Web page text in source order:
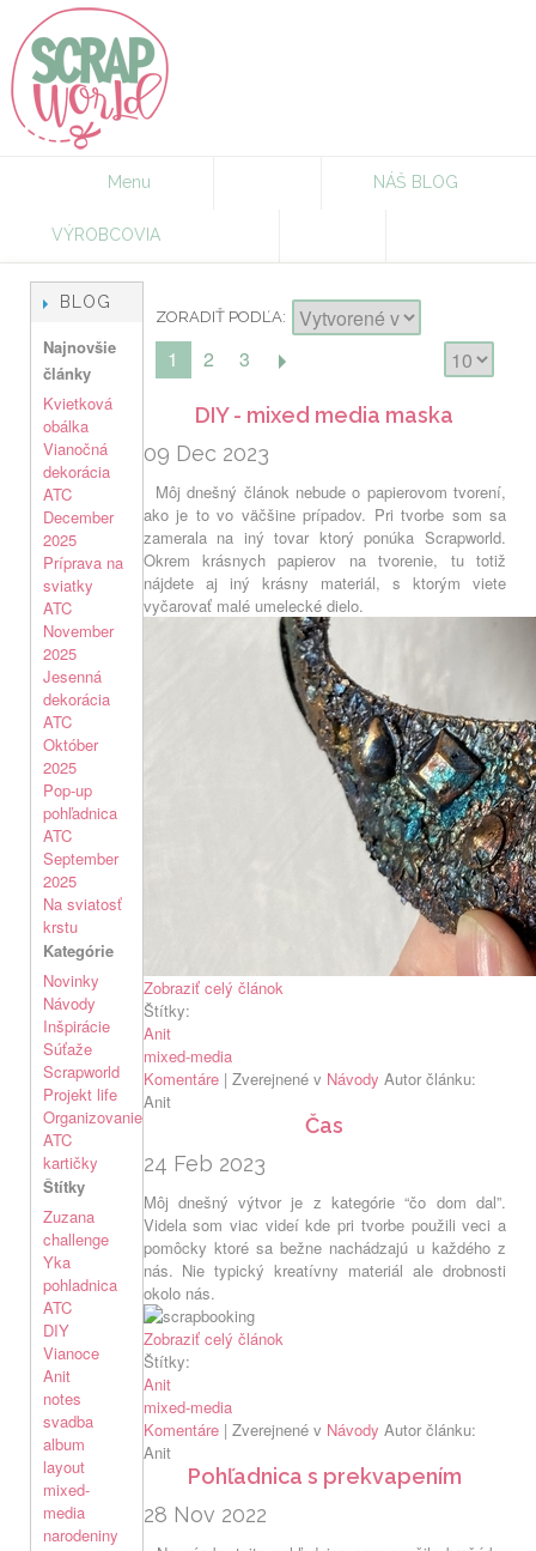
Menu NÁŠ BLOG
VÝROBCOVIA
ZORADIŤ PODĽA
1 2 3
DIY - mixed media maska
09 Dec 2023
Môj dnešný článok nebude o papierovom tvorení,
ako je to vo väčšine prípadov. Pri tvorbe som sa
zamerala na iný tovar ktorý ponúka Scrapworld.
Okrem krásnych papierov na tvorenie, tu totiž
nájdete aj iný krásny materiál, s ktorým viete
vyčarovať malé umelecké dielo.
Zobraziť celý článok
Štítky:
Anit
mixed-media
Komentáre| Zverejnené v Návody Autor článku:
Anit
Čas
24 Feb 2023
Môj dnešný výtvor je z kategórie “čo dom dal”.
Videla som viac videí kde pri tvorbe použili veci a
pomôcky ktoré sa bežne nachádzajú u každého z
nás. Nie typický kreatívny materiál ale drobnosti
okolo nás.
Zobraziť celý článok
Štítky:
Anit
mixed-media
Komentáre| Zverejnené v Návody Autor článku:
Anit
Pohľadnica s prekvapením
28 Nov 2022
BLOG
Najnovšie
články
Kvietková
obálka
Vianočná
dekorácia
ATC
December
2025
Príprava na
sviatky
ATC
November
2025
Jesenná
dekorácia
ATC
Október
2025
Pop-up
pohľadnica
ATC
September
2025
Na sviatosť
krstu
Kategórie
Novinky
Návody
Inšpirácie
Súťaže
Scrapworld
Projekt life
Organizovanie
ATC
kartičky
Štítky
Zuzana
challenge
Yka
pohladnica
ATC
DIY
Vianoce
Anit
notes
svadba
album
layout
mixed-
media
narodeniny